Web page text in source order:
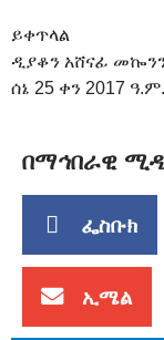
ይቀጥላል
ዲያቆን አሸናፊ
ሰኔ 25 ቀን 2017 ዓ.ም.
በማኅበራዊ
ፌስቡክ
ኢሜል